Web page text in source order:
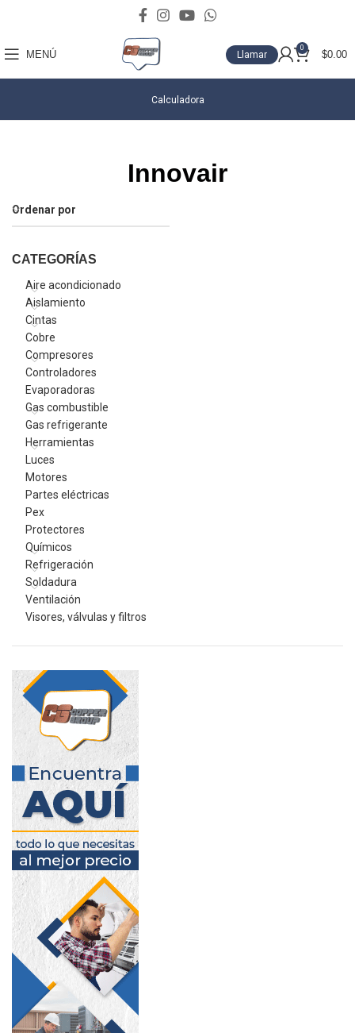
MENÚ Llamar
0
$0.00
Calculadora
Innovair
Ordenar por
CATEGORÍAS
Aire acondicionado
Aislamiento
Cintas
Cobre
Compresores
Controladores
Evaporadoras
Gas combustible
Gas refrigerante
Herramientas
Luces
Motores
Partes eléctricas
Pex
Protectores
Químicos
Refrigeración
Soldadura
Ventilación
Visores, válvulas y filtros